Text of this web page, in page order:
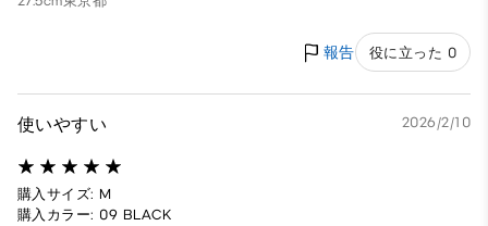
報告 役に立った 0
使いやすい 2026/2/10
購入サイズ: M
購入カラー: 09 BLACK